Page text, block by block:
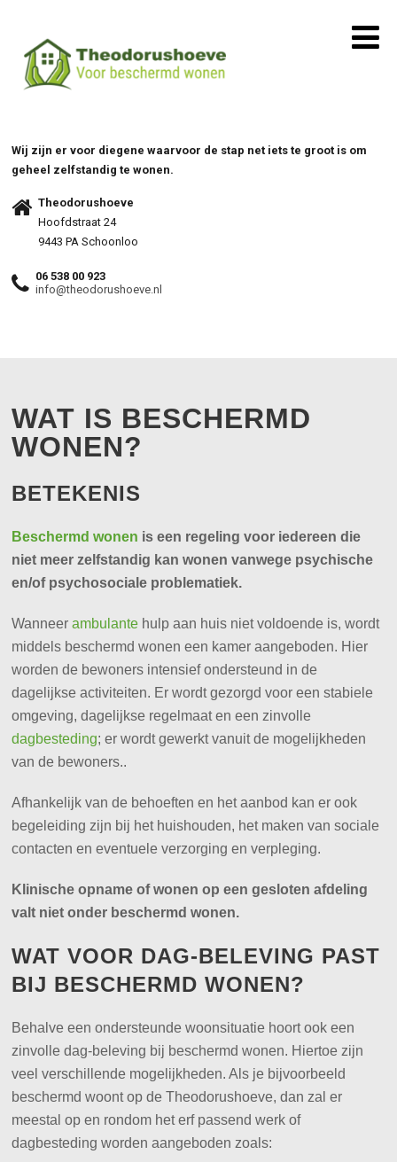
Wij zijn er voor diegene waarvoor de stap net iets te groot is om
geheel zelfstandig te wonen.
Theodorushoeve
Hoofdstraat 24
9443 PA Schoonloo
06 538 00 923
info@theodorushoeve.nl
WAT IS BESCHERMD
WONEN?
BETEKENIS
Beschermd wonen is een regeling voor iedereen die
niet meer zelfstandig kan wonen vanwege psychische
en/of psychosociale problematiek.
Wanneerambulante hulp aan huis niet voldoende is, wordt
middels beschermd wonen een kamer aangeboden. Hier
worden de bewoners intensief ondersteund in de
dagelijkse activiteiten. Er wordt gezorgd voor een stabiele
omgeving, dagelijkse regelmaat en een zinvolle
dagbesteding; er wordt gewerkt vanuit de mogelijkheden
van de bewoners..
Afhankelijk van de behoeften en het aanbod kan er ook
begeleiding zijn bij het huishouden, het maken van sociale
contacten en eventuele verzorging en verpleging.
Klinische opname of wonen op een gesloten afdeling
valt niet onder beschermd wonen.
WAT VOOR DAG-BELEVING PAST
BIJ BESCHERMD WONEN?
Behalve een ondersteunde woonsituatie hoort ook een
zinvolle dag-beleving bij beschermd wonen. Hiertoe zijn
veel verschillende mogelijkheden. Als je bijvoorbeeld
beschermd woont op de Theodorushoeve, dan zal er
meestal op en rondom het erf passend werk of
dagbesteding worden aangeboden zoals: